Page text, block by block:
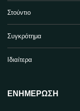
Στούντιο
Συγκρότημα
Ιδιαίτερα
ΕΝΗΜΈΡΩΣΗ